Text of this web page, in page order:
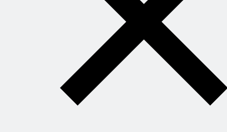
откроет вам
свободу
придумывать
блюда на ходу
и знать, что всё
получится.